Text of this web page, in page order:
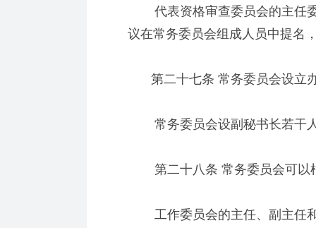
代表资格审查委员会的主任委
议在常务委员会组成人员中提名
第二十七条 常务委员会设立
常务委员会设副秘书长若干人
第二十八条 常务委员会可以
工作委员会的主任、副主任和